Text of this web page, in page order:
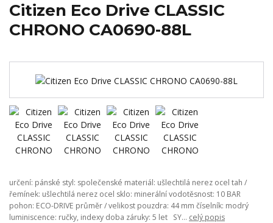
Citizen Eco Drive CLASSIC
CHRONO CA0690-88L
určení: pánské styl: společenské materiál: ušlechtilá nerez ocel tah /
řemínek: ušlechtilá nerez ocel sklo: minerální vodotěsnost: 10 BAR
pohon: ECO-DRIVE průměr / velikost pouzdra: 44 mm číselník: modrý
luminiscence: ručky, indexy doba záruky: 5 let SY... celý popis